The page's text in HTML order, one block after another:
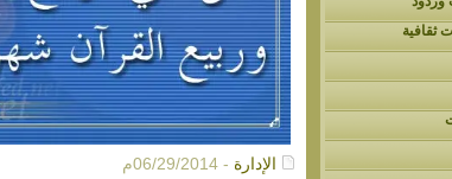
ثقافية
الإدارة - 06/29/2014م